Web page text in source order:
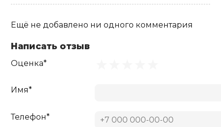
Ещё не добавлено ни одного комментария
Написать отзыв
Оценка*
Имя*
Телефон*